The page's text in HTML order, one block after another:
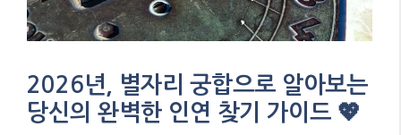
2026년, 별자리 궁합으로 알아보는
당신의 완벽한 인연 찾기 가이드 💖